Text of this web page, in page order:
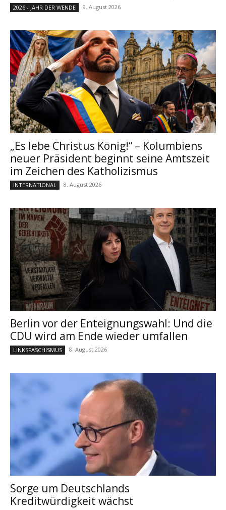
2026 - JAHR DER WENDE 9. August 2026
„Es lebe Christus König!“ – Kolumbiens
neuer Präsident beginnt seine Amtszeit
im Zeichen des Katholizismus
INTERNATIONAL 8. August 2026
Berlin vor der Enteignungswahl: Und die
CDU wird am Ende wieder umfallen
LINKSFASCHISMUS 8. August 2026
Sorge um Deutschlands
Kreditwürdigkeit wächst